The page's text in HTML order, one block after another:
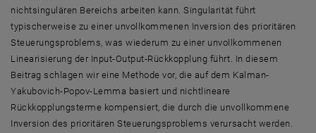
nichtsingulären Bereichs arbeiten kann. Singularität führt
typischerweise zu einer unvollkommenen Inversion des prioritären
Steuerungsproblems, was wiederum zu einer unvollkommenen
Linearisierung der Input-Output-Rückkopplung führt. In diesem
Beitrag schlagen wir eine Methode vor, die auf dem Kalman-
Yakubovich-Popov-Lemma basiert und nichtlineare
Rückkopplungsterme kompensiert, die durch die unvollkommene
Inversion des prioritären Steuerungsproblems verursacht werden.